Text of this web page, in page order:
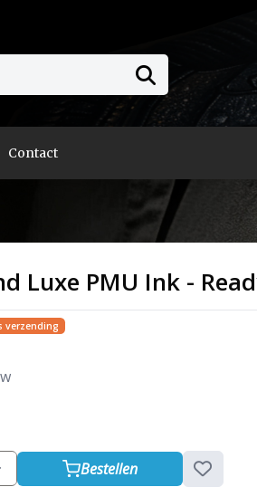
Contact
Luxe PMU Ink -
verzending
Bestellen